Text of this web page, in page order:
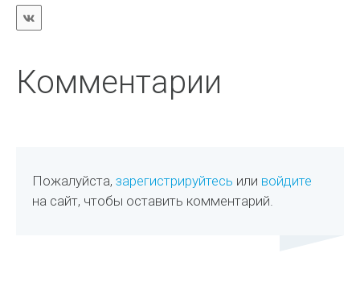
Комментарии
Пожалуйста,зарегистрируйтесь или войдите
на сайт, чтобы оставить комментарий.